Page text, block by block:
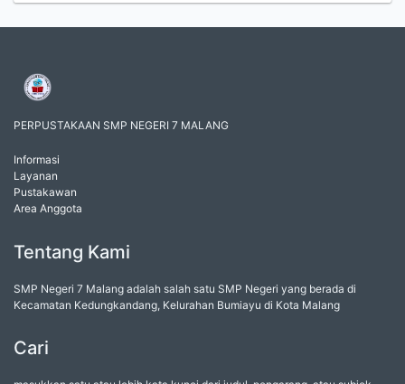
PERPUSTAKAAN SMP NEGERI 7 MALANG
Informasi
Layanan
Pustakawan
Area Anggota
Tentang Kami
SMP Negeri 7 Malang adalah salah satu SMP Negeri yang berada di
Kecamatan Kedungkandang, Kelurahan Bumiayu di Kota Malang
Cari